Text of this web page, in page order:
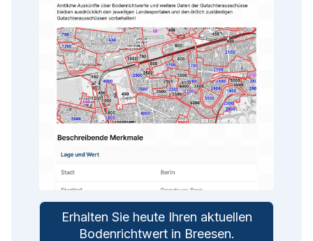
Erhalten Sie heute Ihren aktuellen
Bodenrichtwert in Breesen.